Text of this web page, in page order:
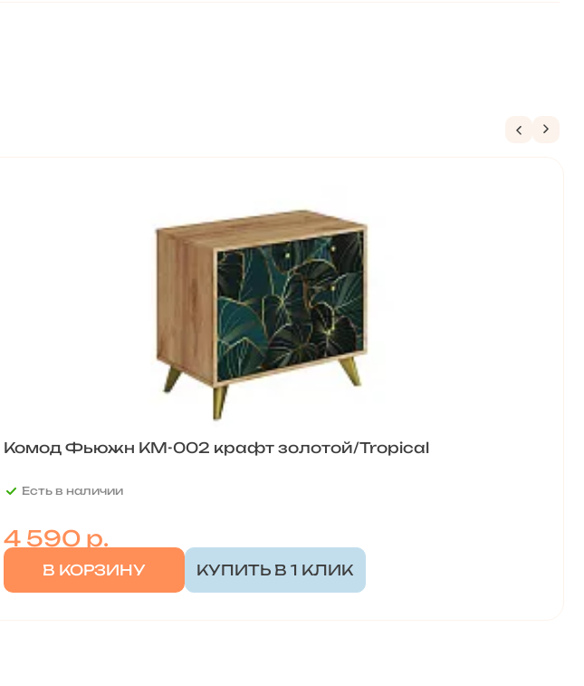
Комод Фьюжн КМ-002 крафт золотой/Tropical
Есть в наличии
4 590р.
В КОРЗИНУ КУПИТЬ В 1 КЛИК